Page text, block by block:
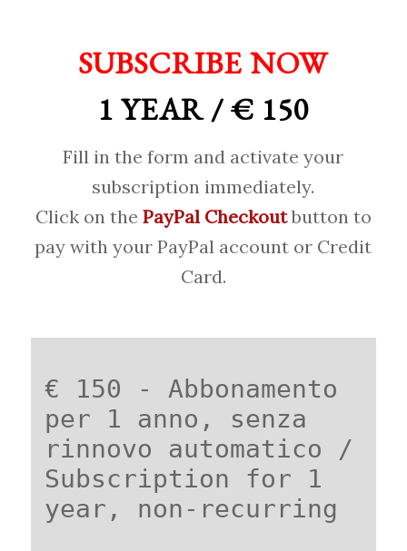
SUBSCRIBE NOW
1 YEAR / € 150
Fill in the form and activate your
subscription immediately.
Click on the PayPal Checkoutbutton to
pay with your PayPal account or Credit
Card.
€ 150 - Abbonamento
per 1 anno, senza
rinnovo automatico /
Subscription for 1
year, non-recurring